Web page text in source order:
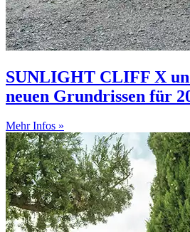
SUNLIGHT CLIFF X
neuen Grundrissen für
Mehr Infos »